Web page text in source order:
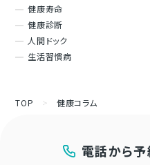
健康寿命
健康診断
人間ドック
生活習慣病
TOP >健康コラム
電話から予